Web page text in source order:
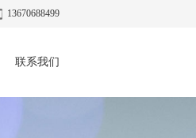
13670688499
联系我们